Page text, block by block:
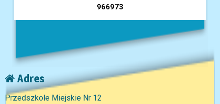
966973
Adres
Przedszkole Miejskie Nr 12